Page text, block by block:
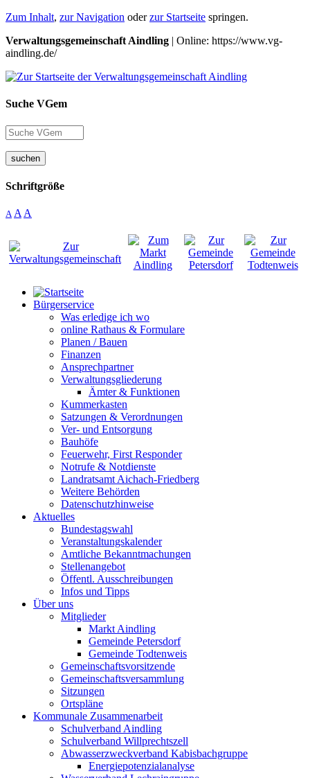
Zum Inhalt, zur Navigation oderzur Startseite springen.
Verwaltungsgemeinschaft Aindling | Online: https://www.vg-
aindling.de/
Suche VGem
suchen
Schriftgröße
A A A
Bürgerservice
Was erledige ich wo
online Rathaus & Formulare
Planen / Bauen
Finanzen
Ansprechpartner
Verwaltungsgliederung
Ämter & Funktionen
Kummerkasten
Satzungen & Verordnungen
Ver- und Entsorgung
Bauhöfe
Feuerwehr, First Responder
Notrufe & Notdienste
Landratsamt Aichach-Friedberg
Weitere Behörden
Datenschutzhinweise
Aktuelles
Bundestagswahl
Veranstaltungskalender
Amtliche Bekanntmachungen
Stellenangebot
Öffentl. Ausschreibungen
Infos und Tipps
Über uns
Mitglieder
Markt Aindling
Gemeinde Petersdorf
Gemeinde Todtenweis
Gemeinschaftsvorsitzende
Gemeinschaftsversammlung
Sitzungen
Ortspläne
Kommunale Zusammenarbeit
Schulverband Aindling
Schulverband Willprechtszell
Abwasserzweckverband Kabisbachgruppe
Energiepotenzialanalyse